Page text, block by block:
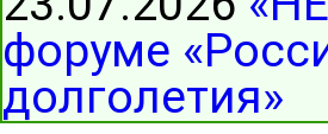
форуме
долголетия»